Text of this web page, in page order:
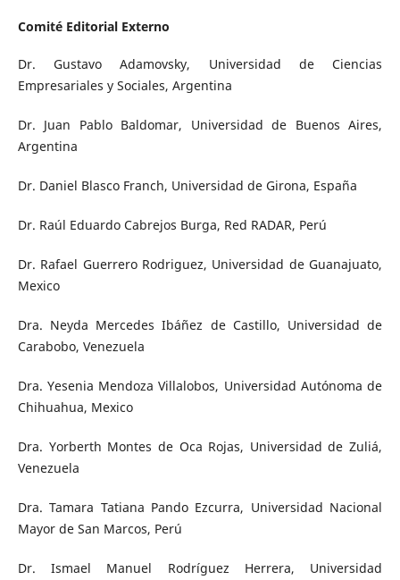
Comité Editorial Externo
Dr. Gustavo Adamovsky, Universidad de Ciencias
Empresariales y Sociales, Argentina
Dr. Juan Pablo Baldomar, Universidad de Buenos Aires,
Argentina
Dr. Daniel Blasco Franch, Universidad de Girona, España
Dr. Raúl Eduardo Cabrejos Burga, Red RADAR, Perú
Dr. Rafael Guerrero Rodriguez, Universidad de Guanajuato,
Mexico
Dra. Neyda Mercedes Ibáñez de Castillo, Universidad de
Carabobo, Venezuela
Dra. Yesenia Mendoza Villalobos, Universidad Autónoma de
Chihuahua, Mexico
Dra. Yorberth Montes de Oca Rojas, Universidad de Zuliá,
Venezuela
Dra. Tamara Tatiana Pando Ezcurra, Universidad Nacional
Mayor de San Marcos, Perú
Dr. Ismael Manuel Rodríguez Herrera, Universidad